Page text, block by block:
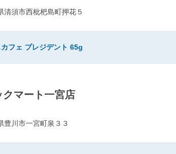
清須市西枇杷島町押花５
フェ プレジデント 65g
クマート一宮店
豊川市一宮町泉３３